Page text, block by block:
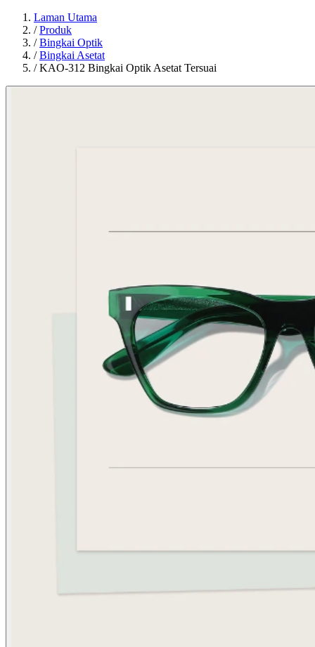
Laman Utama
/Produk
/Bingkai Optik
/Bingkai Asetat
/KAO-312 Bingkai Optik Asetat Tersuai